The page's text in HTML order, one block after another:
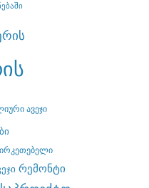
ავეჯი
რემონტი